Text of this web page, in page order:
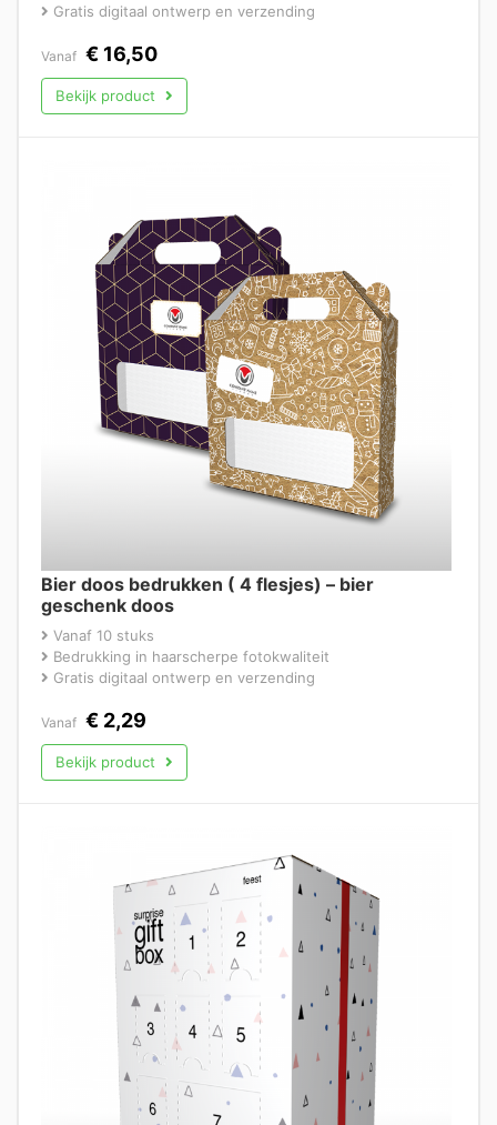
Gratis digitaal ontwerp en verzending
Vanaf € 16,50
Bekijk product
Bier doos bedrukken ( 4 flesjes) – bier
geschenk doos
Vanaf 10 stuks
Bedrukking in haarscherpe fotokwaliteit
Gratis digitaal ontwerp en verzending
Vanaf € 2,29
Bekijk product